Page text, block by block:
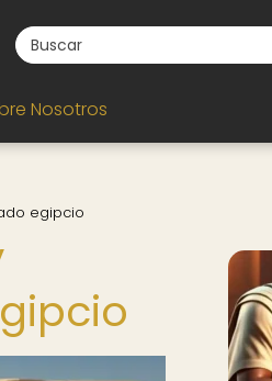
Nosotros
egipcio